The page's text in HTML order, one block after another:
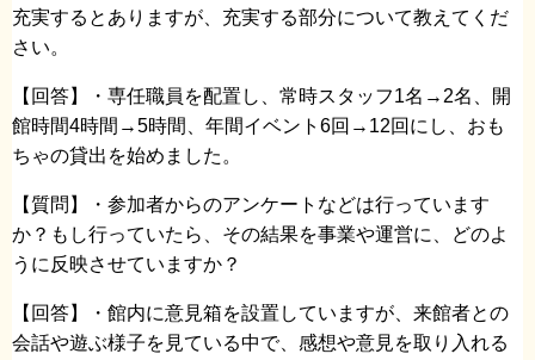
充実するとありますが、充実する部分について教えてくだ
さい。
【回答】・専任職員を配置し、常時スタッフ1名→2名、開
館時間4時間→5時間、年間イベント6回→12回にし、おも
ちゃの貸出を始めました。
【質問】・参加者からのアンケートなどは行っています
か？もし行っていたら、その結果を事業や運営に、どのよ
うに反映させていますか？
【回答】・館内に意見箱を設置していますが、来館者との
会話や遊ぶ様子を見ている中で、感想や意見を取り入れる